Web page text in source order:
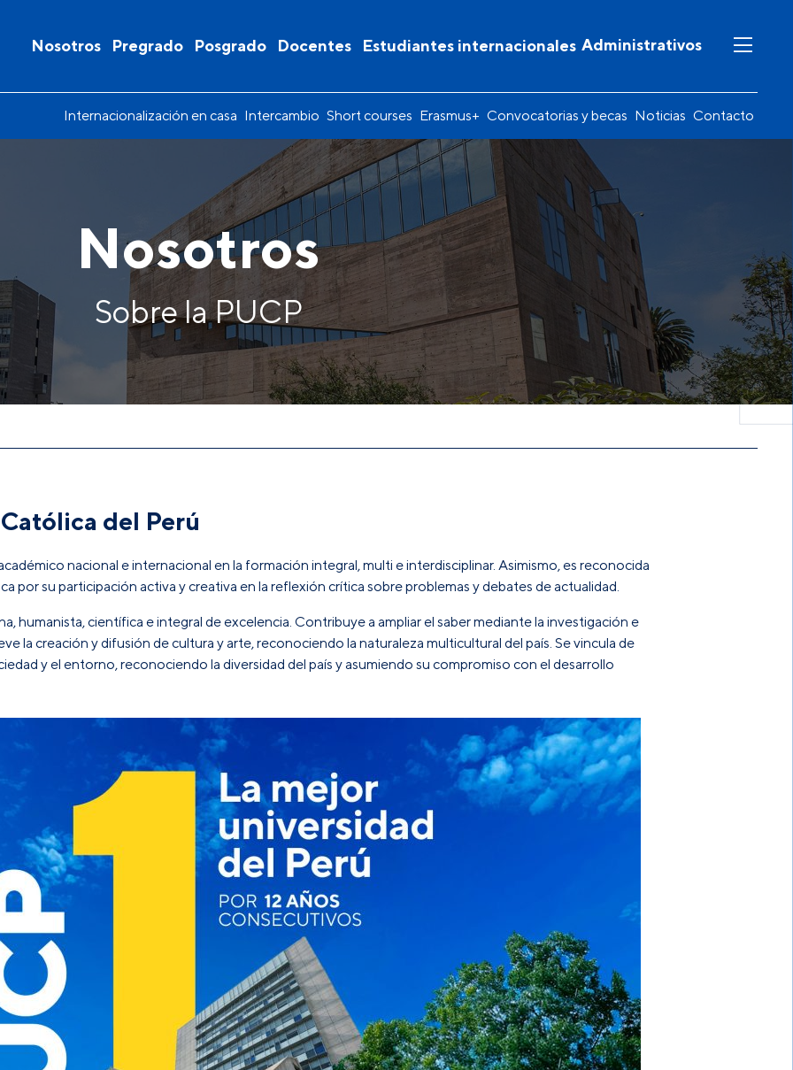
Nosotros Pregrado Posgrado Docentes Estudiantes internacionales Administrativos
Internacionalización en casa Intercambio Short courses Erasmus+ Convocatorias y becas Noticias Contacto
Nosotros
Sobre la PUCP
del Perú
nacional e internacional en la formación integral, multi e interdisciplinar. Asimismo, es reconocida
por su participación activa y creativa en la reflexión crítica sobre problemas y debates de actualidad.
humanista, científica e integral de excelencia. Contribuye a ampliar el saber mediante la investigación e
la creación y difusión de cultura y arte, reconociendo la naturaleza multicultural del país. Se vincula de
y el entorno, reconociendo la diversidad del país y asumiendo su compromiso con el desarrollo